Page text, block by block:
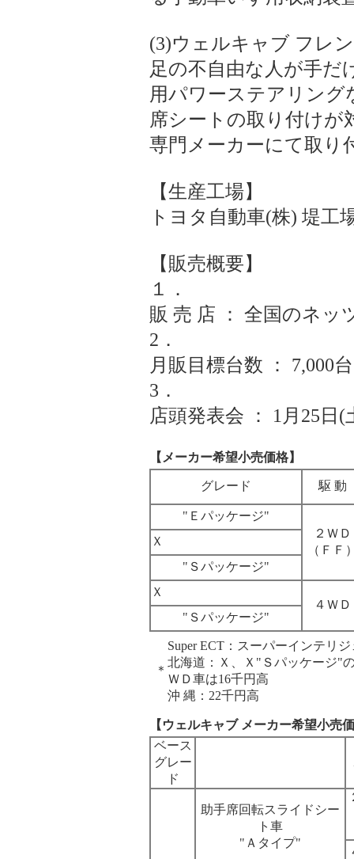
(3)ウェルキャブ フレ
足の不自由な人が手だ
用パワーステアリング
席シートの取り付けが
専門メーカーにて取り
【生産工場】
トヨタ自動車(株) 堤工
【販売概要】
１．
販 売 店 ： 全国のネ
2．
月販目標台数 ： 7,000台
3．
店頭発表会 ： 1月25日(
【メーカー希望小売価格】
グレード 駆 動
"Ｅパッケージ"
２ＷＤ
（ＦＦ
Ｘ
"Ｓパッケージ"
Ｘ
４ＷＤ
"Ｓパッケージ"
Super ECT：スーパーインテリ
＊
北海道：Ｘ、Ｘ"Ｓパッケージ"
ＷＤ車は16千円高
沖 縄：22千円高
【ウェルキャブ メーカー希望小売
ベース
グレー
ド
助手席回転スライドシー
ト車
"Ａタイプ"